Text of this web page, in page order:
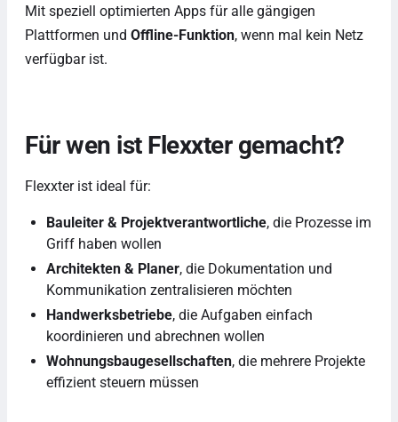
Mit speziell optimierten Apps für alle gängigen
Plattformen und Offline-Funktion, wenn mal kein Netz
verfügbar ist.
Für wen ist Flexxter gemacht?
Flexxter ist ideal für:
Bauleiter & Projektverantwortliche, die Prozesse im
Griff haben wollen
Architekten & Planer, die Dokumentation und
Kommunikation zentralisieren möchten
Handwerksbetriebe, die Aufgaben einfach
koordinieren und abrechnen wollen
Wohnungsbaugesellschaften, die mehrere Projekte
effizient steuern müssen